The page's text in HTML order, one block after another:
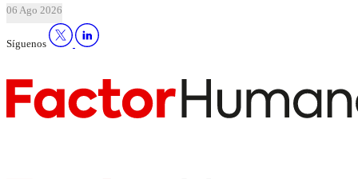
06 Ago 2026
Síguenos